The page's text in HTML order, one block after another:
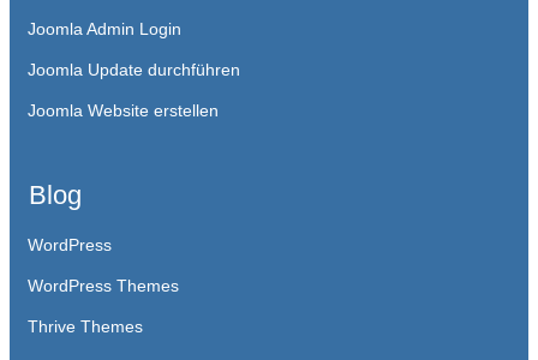
Joomla Admin Login
Joomla Update durchführen
Joomla Website erstellen
Blog
WordPress
WordPress Themes
Thrive Themes